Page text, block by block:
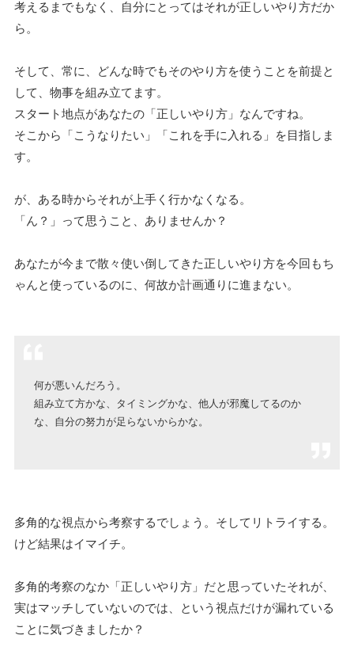
考えるまでもなく、自分にとってはそれが正しいやり方だか
ら。
そして、常に、どんな時でもそのやり方を使うことを前提と
して、物事を組み立てます。
スタート地点があなたの「正しいやり方」なんですね。
そこから「こうなりたい」「これを手に入れる」を目指しま
す。
が、ある時からそれが上手く行かなくなる。
「ん？」って思うこと、ありませんか？
あなたが今まで散々使い倒してきた正しいやり方を今回もち
ゃんと使っているのに、何故か計画通りに進まない。
何が悪いんだろう。
組み立て方かな、タイミングかな、他人が邪魔してるのか
な、自分の努力が足らないからかな。
多角的な視点から考察するでしょう。そしてリトライする。
けど結果はイマイチ。
多角的考察のなか「正しいやり方」だと思っていたそれが、
実はマッチしていないのでは、という視点だけが漏れている
ことに気づきましたか？